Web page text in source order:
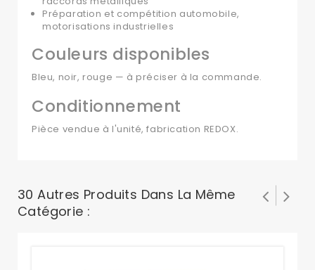
Préparation et compétition automobile,
motorisations industrielles
Couleurs disponibles
Bleu, noir, rouge — à préciser à la commande.
Conditionnement
Pièce vendue à l'unité, fabrication REDOX.
30 Autres Produits Dans La Même
Catégorie :